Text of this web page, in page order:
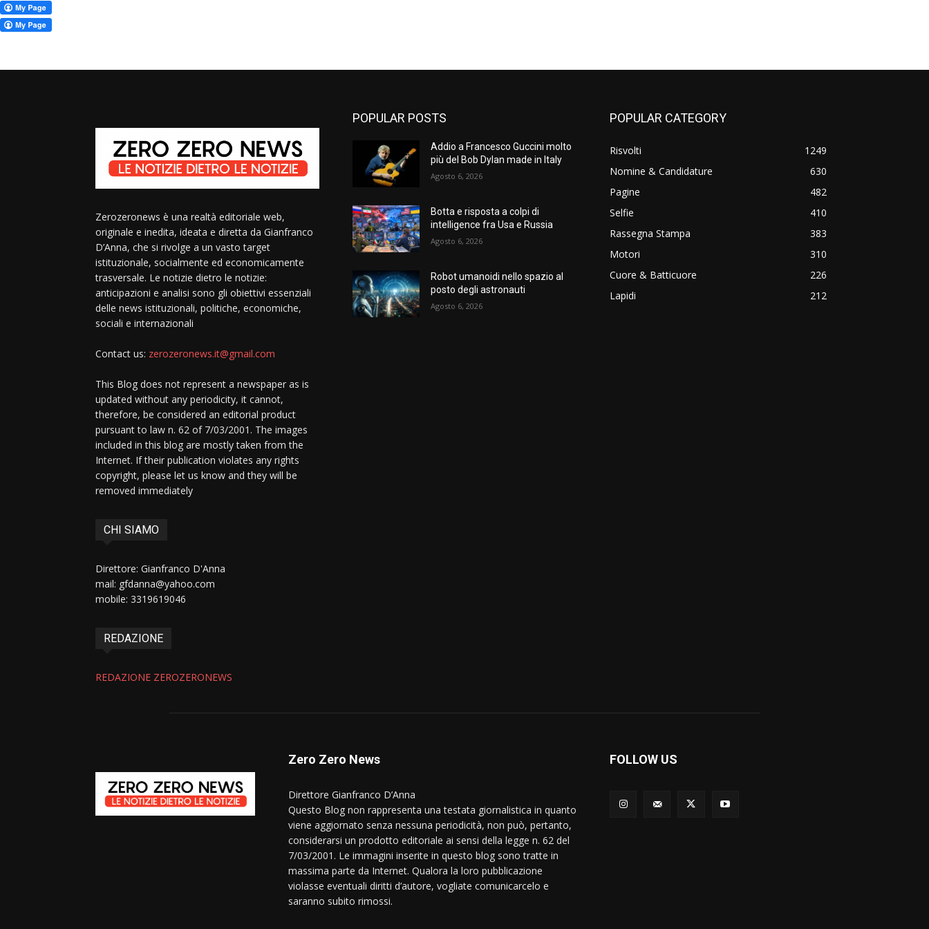
Zerozeronews è una realtà editoriale web,
originale e inedita, ideata e diretta da Gianfranco
D’Anna, che si rivolge a un vasto target
istituzionale, socialmente ed economicamente
trasversale. Le notizie dietro le notizie:
anticipazioni e analisi sono gli obiettivi essenziali
delle news istituzionali, politiche, economiche,
sociali e internazionali
Contact us: zerozeronews.it@gmail.com
This Blog does not represent a newspaper as is
updated without any periodicity, it cannot,
therefore, be considered an editorial product
pursuant to law n. 62 of 7/03/2001. The images
included in this blog are mostly taken from the
Internet. If their publication violates any rights
copyright, please let us know and they will be
removed immediately
CHI SIAMO
Direttore: Gianfranco D'Anna
mail: gfdanna@yahoo.com
mobile: 3319619046
REDAZIONE
REDAZIONE ZEROZERONEWS
POPULAR POSTS
Addio a Francesco Guccini molto
più del Bob Dylan made in Italy
Agosto 6, 2026
Botta e risposta a colpi di
intelligence fra Usa e Russia
Agosto 6, 2026
Robot umanoidi nello spazio al
posto degli astronauti
Agosto 6, 2026
POPULAR CATEGORY
Risvolti
1249
Nomine & Candidature
630
Pagine
482
Selfie
410
Rassegna Stampa
383
Motori
310
Cuore & Batticuore
226
Lapidi
212
Zero Zero News
Direttore Gianfranco D’Anna
Questo Blog non rappresenta una testata giornalistica in quanto
viene aggiornato senza nessuna periodicità, non può, pertanto,
considerarsi un prodotto editoriale ai sensi della legge n. 62 del
7/03/2001. Le immagini inserite in questo blog sono tratte in
massima parte da Internet. Qualora la loro pubblicazione
violasse eventuali diritti d’autore, vogliate comunicarcelo e
saranno subito rimossi.
FOLLOW US